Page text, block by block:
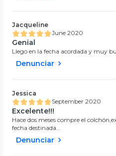
Jacqueline
June 2020
Genial
Llego en la fecha acordada y muy
Denunciar
Jessica
September 2020
Excelente!!!
Hace dos meses compre el
fecha destinada...
Denunciar